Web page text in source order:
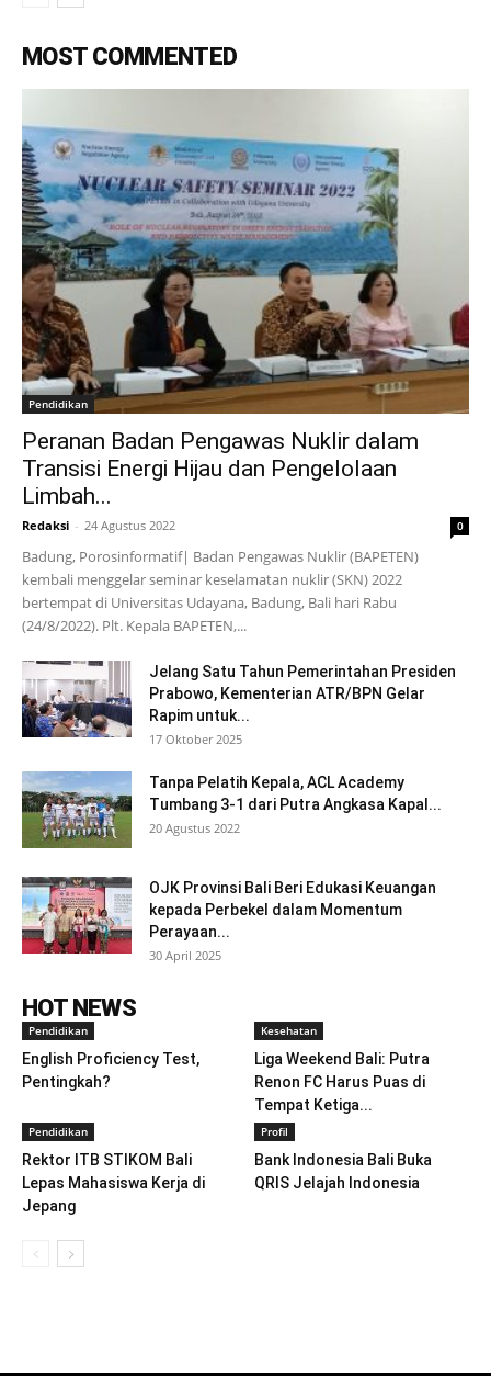
MOST COMMENTED
Pendidikan
Peranan Badan Pengawas Nuklir dalam
Transisi Energi Hijau dan Pengelolaan
Limbah...
Redaksi - 24 Agustus 2022 0
Badung, Porosinformatif| Badan Pengawas Nuklir (BAPETEN)
kembali menggelar seminar keselamatan nuklir (SKN) 2022
bertempat di Universitas Udayana, Badung, Bali hari Rabu
(24/8/2022). Plt. Kepala BAPETEN,...
Jelang Satu Tahun Pemerintahan Presiden
Prabowo, Kementerian ATR/BPN Gelar
Rapim untuk...
17 Oktober 2025
Tanpa Pelatih Kepala, ACL Academy
Tumbang 3-1 dari Putra Angkasa Kapal...
20 Agustus 2022
OJK Provinsi Bali Beri Edukasi Keuangan
kepada Perbekel dalam Momentum
Perayaan...
30 April 2025
HOT NEWS
Pendidikan
English Proficiency Test,
Pentingkah?
Kesehatan
Liga Weekend Bali: Putra
Renon FC Harus Puas di
Tempat Ketiga...
Pendidikan
Rektor ITB STIKOM Bali
Lepas Mahasiswa Kerja di
Jepang
Profil
Bank Indonesia Bali Buka
QRIS Jelajah Indonesia